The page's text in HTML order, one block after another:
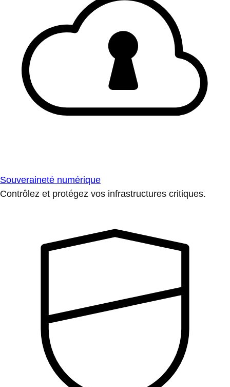
Souveraineté numérique
Contrôlez et protégez vos infrastructures critiques.